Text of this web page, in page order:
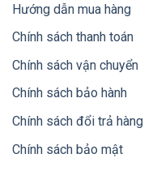
Hướng dẫn mua hàng
Chính sách thanh toán
Chính sách vận chuyển
Chính sách bảo hành
Chính sách đổi trả hàng
Chính sách bảo mật